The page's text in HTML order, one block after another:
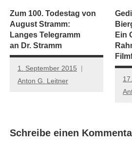
Zum 100. Todestag von
August Stramm:
Langes Telegramm
an Dr. Stramm
1. September 2015
Anton G. Leitner
Ein
Schreibe einen